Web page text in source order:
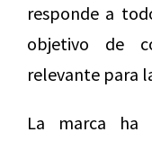
responde a
objetivo de
relevante para
La marca ha